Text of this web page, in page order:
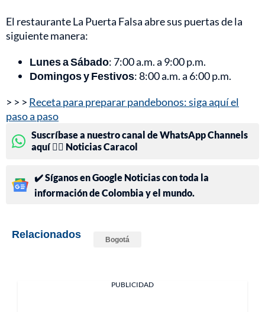
El restaurante La Puerta Falsa abre sus puertas de la
siguiente manera:
Lunes a Sábado: 7:00 a.m. a 9:00 p.m.
Domingos y Festivos: 8:00 a.m. a 6:00 p.m.
> > > Receta para preparar pandebonos: siga aquí el
paso a paso
Suscríbase a nuestro canal de WhatsApp Channels
aquí 👉🏻 Noticias Caracol
✔️ Síganos en Google Noticias con toda la
información de Colombia y el mundo.
Relacionados Bogotá
PUBLICIDAD